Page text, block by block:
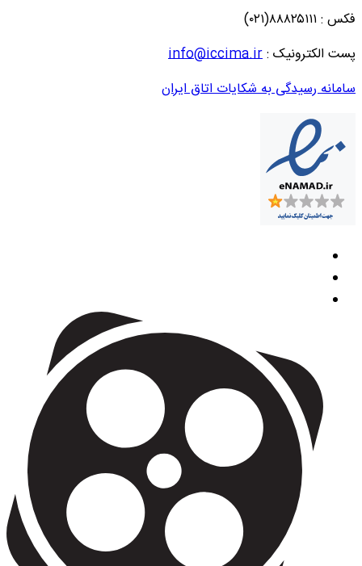
فکس : ۸۸۸۲۵۱۱۱(۰۲۱)
پست الکترونیک :info@iccima.ir
سامانه رسیدگی به شکایات اتاق ایران